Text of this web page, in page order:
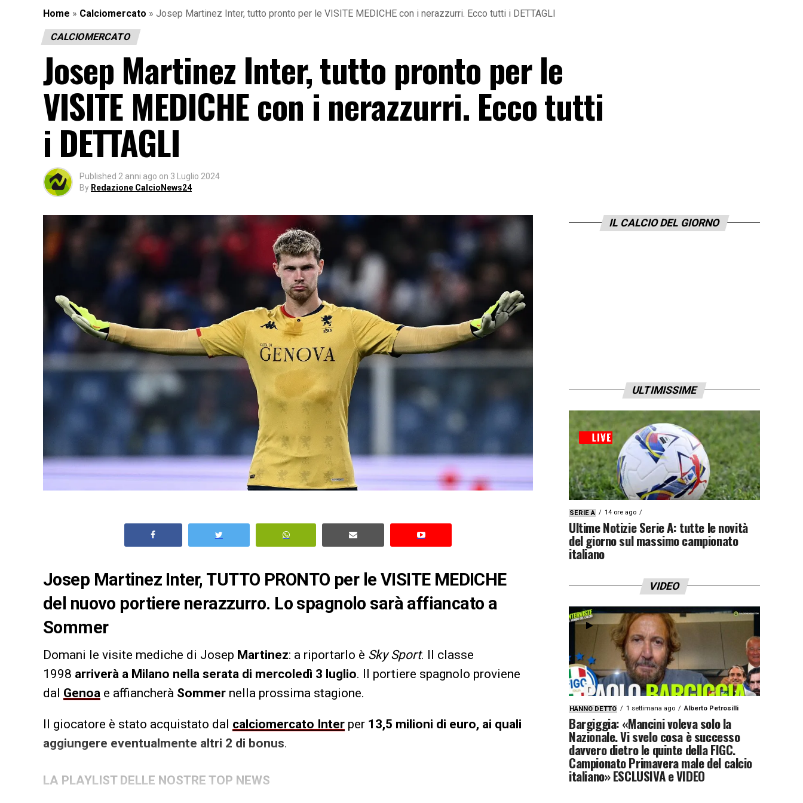
Home » Calciomercato » Josep Martinez Inter, tutto pronto per le VISITE MEDICHE con i nerazzurri. Ecco tutti i DETTAGLI
CALCIOMERCATO
Josep Martinez Inter, tutto pronto per le
VISITE MEDICHE con i nerazzurri. Ecco tutti
i DETTAGLI
Published 2 anni ago on 3 Luglio 2024
By Redazione CalcioNews24
Josep Martinez Inter, TUTTO PRONTO per le VISITE MEDICHE
del nuovo portiere nerazzurro. Lo spagnolo sarà affiancato a
Sommer
Domani le visite mediche di Josep Martinez: a riportarlo è Sky Sport. Il classe
1998 arriverà a Milano nella serata di mercoledì 3 luglio. Il portiere spagnolo proviene
dal Genoa e affiancherà Sommer nella prossima stagione.
Il giocatore è stato acquistato dal calciomercato Inter per 13,5 milioni di euro, ai quali
aggiungere eventualmente altri 2 di bonus.
LA PLAYLIST DELLE NOSTRE TOP NEWS
IL CALCIO DEL GIORNO
ULTIMISSIME
SERIE A 14 ore ago
Ultime Notizie Serie A: tutte le novità
del giorno sul massimo campionato
italiano
VIDEO
HANNO DETTO 1 settimana ago Alberto Petrosilli
Bargiggia: «Mancini voleva solo la
Nazionale. Vi svelo cosa è successo
davvero dietro le quinte della FIGC.
Campionato Primavera male del calcio
italiano» ESCLUSIVA e VIDEO